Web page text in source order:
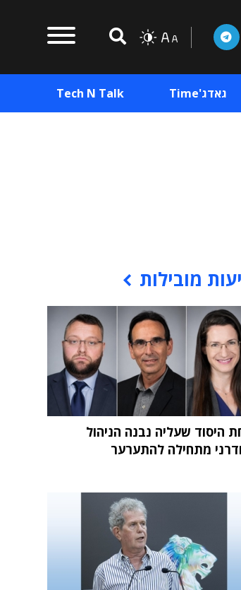
גאדג'Time Tech N Talk
מובילות
היסוד שעליה נבנה הניהול
מתחילה להתערער